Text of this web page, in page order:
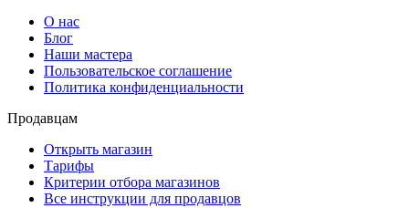
О нас
Блог
Наши мастера
Пользовательское соглашение
Политика конфиденциальности
Продавцам
Открыть магазин
Тарифы
Критерии отбора магазинов
Все инструкции для продавцов